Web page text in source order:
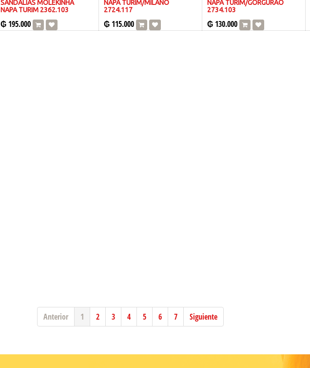
SANDALIAS MOLEKINHA
NAPA TURIM 2362.103
₲ 195.000
NAPA TURIM/MILANO
2724.117
₲ 115.000
NAPA TURIM/GORGURAO
2734.103
₲ 130.000
Anterior 1 2 3 4 5 6 7 Siguiente